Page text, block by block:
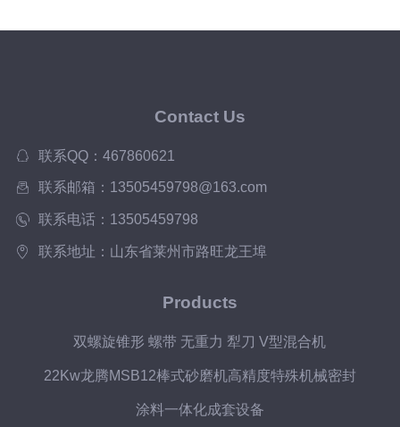
Contact Us
联系QQ：467860621
联系邮箱：13505459798@163.com
联系电话：13505459798
联系地址：山东省莱州市路旺龙王埠
Products
双螺旋锥形 螺带 无重力 犁刀 V型混合机
22Kw龙腾MSB12棒式砂磨机高精度特殊机械密封
涂料一体化成套设备